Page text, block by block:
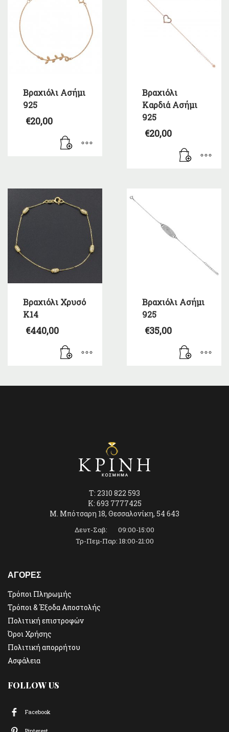
Βραχιόλι Ασήμι
925
€20,00
Βραχιόλι
Καρδιά Ασήμι
925
€20,00
Βραχιόλι Χρυσό
Κ14
€440,00
Βραχιόλι Ασήμι
925
€35,00
T: 2310 822 593
K: 693 7777425
Μ. Μπότσαρη 18, Θεσσαλονίκη, 54 643
Δευτ-Σαβ: 09:00-15:00
Τρ-Πεμ-Παρ: 18:00-21:00
ΑΓΟΡΕΣ
Τρόποι Πληρωμής
Τρόποι & Έξοδα Αποστολής
Πολιτική επιστροφών
Όροι Χρήσης
Πολιτική απορρήτου
Ασφάλεια
FOLLOW US
Facebook